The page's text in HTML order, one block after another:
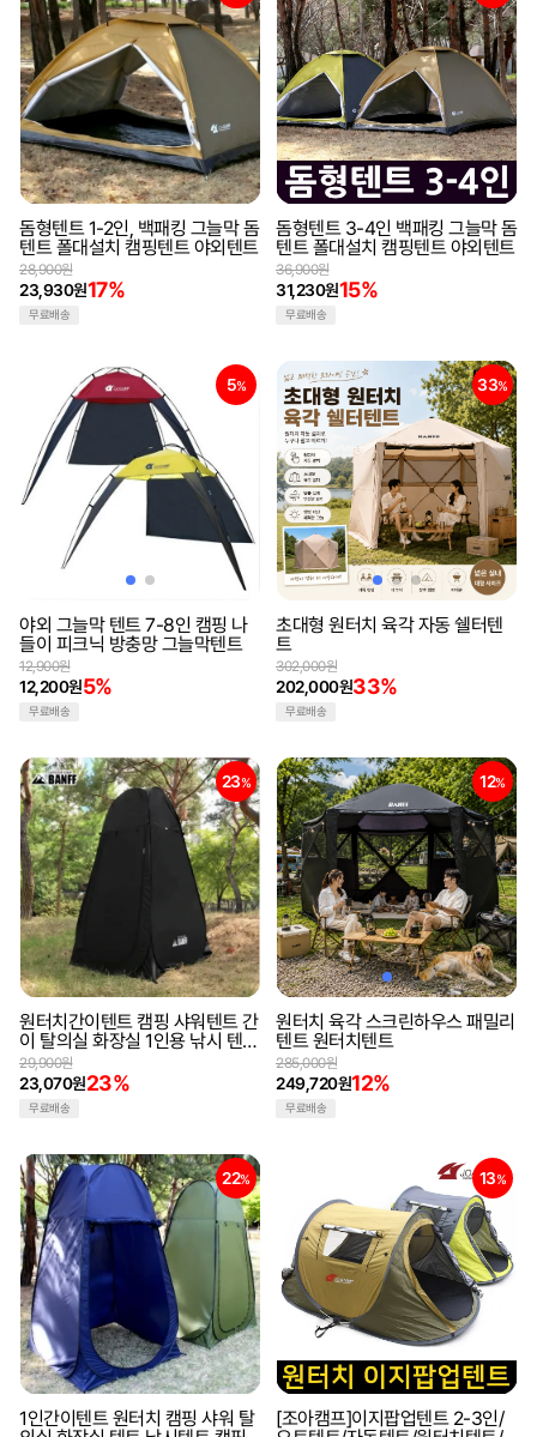
돔형텐트 1-2인, 백패킹 그늘막 돔
텐트 폴대설치 캠핑텐트 야외텐트
23,930원17%
28,900원
무료배송
돔형텐트 3-4인 백패킹 그늘막 돔
텐트 폴대설치 캠핑텐트 야외텐트
31,230원15%
36,900원
무료배송
5%
야외 그늘막 텐트 7-8인 캠핑 나
들이 피크닉 방충망 그늘막텐트
12,200원5%
12,900원
무료배송
33%
초대형 원터치 육각 자동 쉘터텐
트
202,000원33%
302,000원
무료배송
23%
원터치간이텐트 캠핑 샤워텐트 간
이 탈의실 화장실 1인용 낚시 텐트
원터치 간이텐트 낚시텐트 캠핑텐
트 야외텐트
23,070원23%
29,900원
무료배송
12%
원터치 육각 스크린하우스 패밀리
텐트 원터치텐트
249,720원12%
285,000원
무료배송
22%
1인간이텐트 원터치 캠핑 샤워 탈
13%
[조아캠프]이지팝업텐트 2-3인/